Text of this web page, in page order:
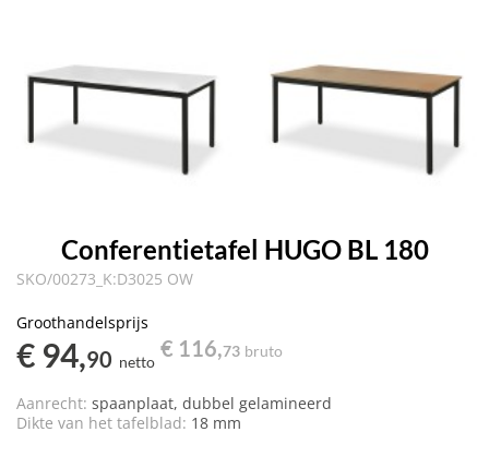
Conferentietafel HUGO BL 180
SKO/00273_K:D3025 OW
Groothandelsprijs
€ 94,90 netto
€ 116,73 bruto
Aanrecht: spaanplaat, dubbel gelamineerd
Dikte van het tafelblad: 18 mm